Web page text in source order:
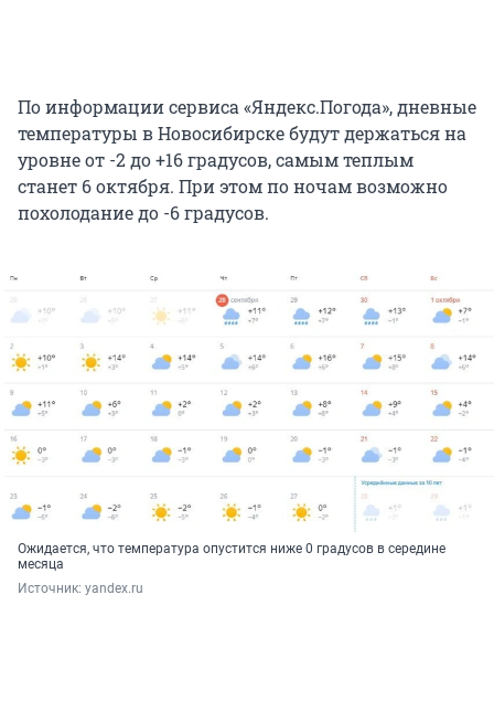
По информации сервиса «Яндекс.Погода», дневные
температуры в Новосибирске будут держаться на
уровне от -2 до +16 градусов, самым теплым
станет 6 октября. При этом по ночам возможно
похолодание до -6 градусов.
Ожидается, что температура опустится ниже 0 градусов в середине
месяца
Источник: yandex.ru